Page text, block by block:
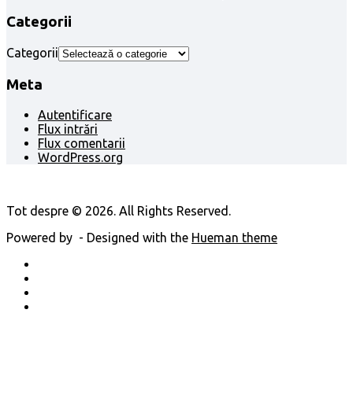
Categorii
Categorii
Meta
Autentificare
Flux intrări
Flux comentarii
WordPress.org
Tot despre © 2026. All Rights Reserved.
Powered by - Designed with the Hueman theme